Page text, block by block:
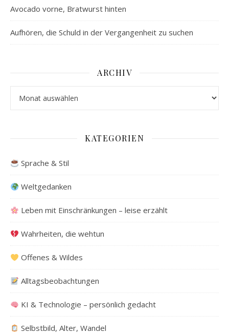
Avocado vorne, Bratwurst hinten
Aufhören, die Schuld in der Vergangenheit zu suchen
ARCHIV
KATEGORIEN
Sprache & Stil
Weltgedanken
Leben mit Einschränkungen – leise erzählt
Wahrheiten, die wehtun
Offenes & Wildes
Alltagsbeobachtungen
KI & Technologie – persönlich gedacht
Selbstbild, Alter, Wandel